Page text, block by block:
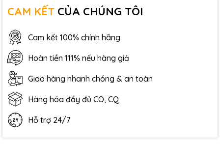
CAM KẾT CỦA CHÚNG TÔI
Cam kết 100% chính hãng
Hoàn tiền 111% nếu hàng giả
Giao hàng nhanh chóng & an toàn
Hàng hóa đầy đủ CO, CQ
Hỗ trợ 24/7